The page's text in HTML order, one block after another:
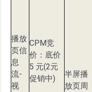
播放
页信
息
流-
视
CPM竞
价：底价
5 元(2元
促销中)
半屏播
放页周